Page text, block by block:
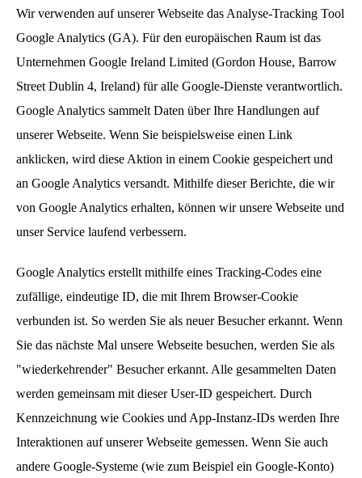
Wir verwenden auf unserer Webseite das Analyse-Tracking Tool
Google Analytics (GA). Für den europäischen Raum ist das
Unternehmen Google Ireland Limited (Gordon House, Barrow
Street Dublin 4, Ireland) für alle Google-Dienste verantwortlich.
Google Analytics sammelt Daten über Ihre Handlungen auf
unserer Webseite. Wenn Sie beispielsweise einen Link
anklicken, wird diese Aktion in einem Cookie gespeichert und
an Google Analytics versandt. Mithilfe dieser Berichte, die wir
von Google Analytics erhalten, können wir unsere Webseite und
unser Service laufend verbessern.
Google Analytics erstellt mithilfe eines Tracking-Codes eine
zufällige, eindeutige ID, die mit Ihrem Browser-Cookie
verbunden ist. So werden Sie als neuer Besucher erkannt. Wenn
Sie das nächste Mal unsere Webseite besuchen, werden Sie als
"wiederkehrender" Besucher erkannt. Alle gesammelten Daten
werden gemeinsam mit dieser User-ID gespeichert. Durch
Kennzeichnung wie Cookies und App-Instanz-IDs werden Ihre
Interaktionen auf unserer Webseite gemessen. Wenn Sie auch
andere Google-Systeme (wie zum Beispiel ein Google-Konto)